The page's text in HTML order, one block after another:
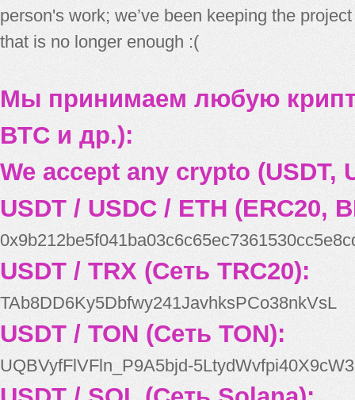
person's work; we’ve been keeping the
that is no longer enough :(
Мы принимаем любую
BTC и др.):
We accept any crypto (USDT,
USDT / USDC / ETH (ERC20,
USDT / TRX (Сеть TRC20):
TAb8DD6Ky5Dbfwy241JavhksPCo38nkVsL
USDT / TON (Сеть TON):
UQBVyfFlVFln_P9A5bjd-